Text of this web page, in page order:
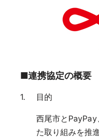
■連携協定の概要
目的
西尾市と
た取り組みを推